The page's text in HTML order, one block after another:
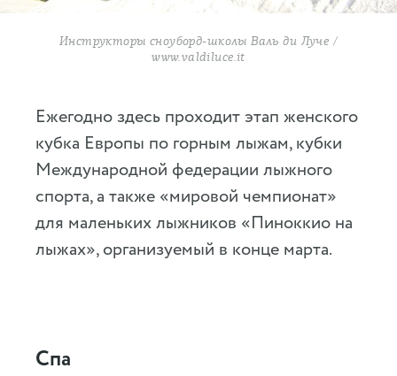
Инструкторы сноуборд-школы Валь ди Луче /
www.valdiluce.it
Ежегодно здесь проходит этап женского
кубка Европы по горным лыжам, кубки
Международной федерации лыжного
спорта, а также «мировой чемпионат»
для маленьких лыжников «Пиноккио на
лыжах», организуемый в конце марта.
Спа